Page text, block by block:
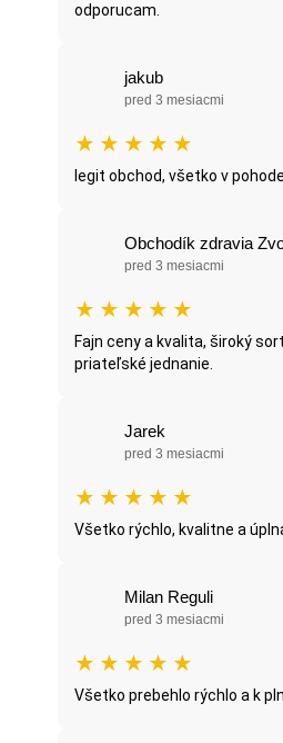
odporucam.
jakub
pred 3 mesiacmi
★ ★ ★ ★ ★
legit obchod, všetko v pohode
Obchodík zdravia
pred 3 mesiacmi
★ ★ ★ ★ ★
Fajn ceny a kvalita, široký
priateľské jednanie.
Jarek
pred 3 mesiacmi
★ ★ ★ ★ ★
Všetko rýchlo, kvalitne a
Milan Reguli
pred 3 mesiacmi
★ ★ ★ ★ ★
Všetko prebehlo rýchlo a k